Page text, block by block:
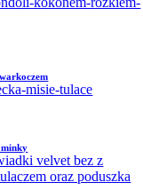
minky